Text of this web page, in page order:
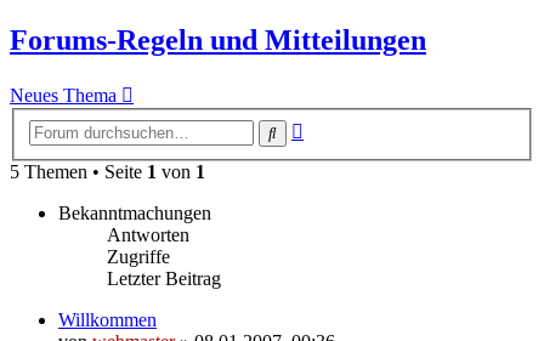
Forums-Regeln und Mitteilungen
Neues Thema
Suche
5 Themen • Seite 1 von 1
Bekanntmachungen
Antworten
Zugriffe
Letzter Beitrag
Willkommen